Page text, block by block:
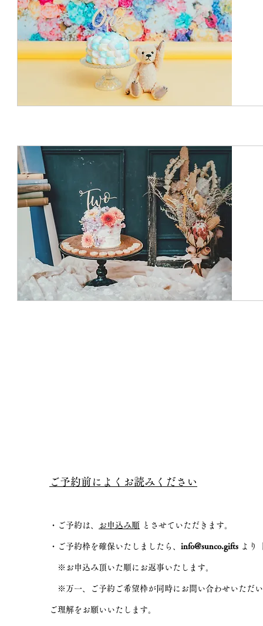
​ご予約前によくお読みください
・ご予約は、 お申込み順 とさせていただきます。
・ご予約枠を確保いたしましたら、 info@sunco.gifts より
※お申込み頂いた順にお返事いたします。
※万一、ご予約ご希望枠が同時にお問い合わせいただ
ご理解をお願いいたします。